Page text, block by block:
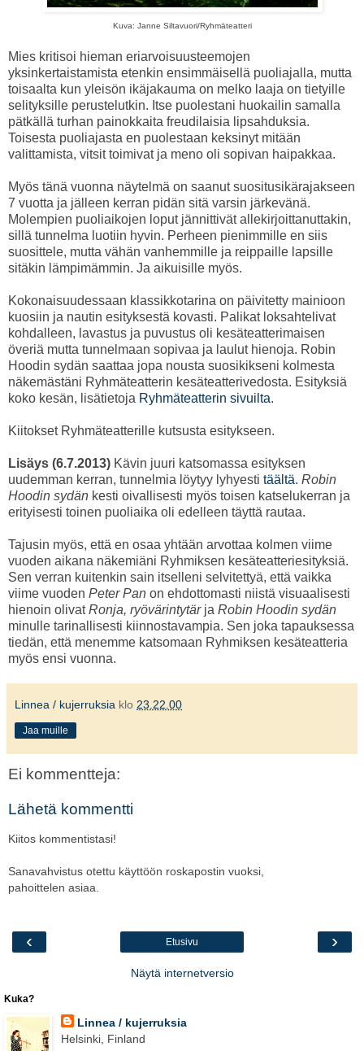
Kuva: Janne Siltavuori/Ryhmäteatteri
Mies kritisoi hieman eriarvoisuusteemojen
yksinkertaistamista etenkin ensimmäisellä puoliajalla, mutta
toisaalta kun yleisön ikäjakauma on melko laaja on tietyille
selityksille perustelutkin. Itse puolestani huokailin samalla
pätkällä turhan painokkaita freudilaisia lipsahduksia.
Toisesta puoliajasta en puolestaan keksinyt mitään
valittamista, vitsit toimivat ja meno oli sopivan haipakkaa.
Myös tänä vuonna näytelmä on saanut suositusikärajakseen
7 vuotta ja jälleen kerran pidän sitä varsin järkevänä.
Molempien puoliaikojen loput jännittivät allekirjoittanuttakin,
sillä tunnelma luotiin hyvin. Perheen pienimmille en siis
suosittele, mutta vähän vanhemmille ja reippaille lapsille
sitäkin lämpimämmin. Ja aikuisille myös.
Kokonaisuudessaan klassikkotarina on päivitetty mainioon
kuosiin ja nautin esityksestä kovasti. Palikat loksahtelivat
kohdalleen, lavastus ja puvustus oli kesäteatterimaisen
överiä mutta tunnelmaan sopivaa ja laulut hienoja. Robin
Hoodin sydän saattaa jopa nousta suosikikseni kolmesta
näkemästäni Ryhmäteatterin kesäteatterivedosta. Esityksiä
koko kesän, lisätietoja Ryhmäteatterin sivuilta.
Kiitokset Ryhmäteatterille kutsusta esitykseen.
Lisäys (6.7.2013) Kävin juuri katsomassa esityksen
uudemman kerran, tunnelmia löytyy lyhyesti täältä. Robin
Hoodin sydän kesti oivallisesti myös toisen katselukerran ja
erityisesti toinen puoliaika oli edelleen täyttä rautaa.
Tajusin myös, että en osaa yhtään arvottaa kolmen viime
vuoden aikana näkemiäni Ryhmiksen kesäteatteriesityksiä.
Sen verran kuitenkin sain itselleni selvitettyä, että vaikka
viime vuoden Peter Pan on ehdottomasti niistä visuaalisesti
hienoin olivatRonja, ryövärintytär ja Robin Hoodin sydän
minulle tarinallisesti kiinnostavampia. Sen joka tapauksessa
tiedän, että menemme katsomaan Ryhmiksen kesäteatteria
myös ensi vuonna.
Linnea / kujerruksia klo 23.22.00
Jaa muille
Ei kommentteja:
Lähetä kommentti
Kiitos kommentistasi!
Sanavahvistus otettu käyttöön roskapostin vuoksi,
pahoittelen asiaa.
‹ ›
Etusivu
Näytä internetversio
Kuka?
Linnea / kujerruksia
Helsinki, Finland